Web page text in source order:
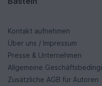
Kontakt aufnehmen
Über uns / Impressum
Presse & Unternehmen
Allgemeine
Zusätzliche AGB für Autoren